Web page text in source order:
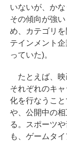
いないが、か
その傾向が強
め、カテゴリ
テインメント
っていた)。
たとえば、映
それぞれのキ
化を行なうこ
や、公開中の
る。スポーツ
も、ゲームタ